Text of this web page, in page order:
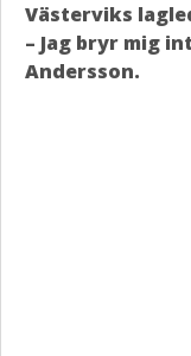
Västerviks
– Jag bryr mig
Andersson.